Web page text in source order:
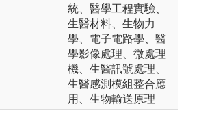
統、醫學工程實驗、
生醫材料、生物力
學、電子電路學、醫
學影像處理、微處理
機、生醫訊號處理、
生醫感測模組整合應
用、生物輸送原理